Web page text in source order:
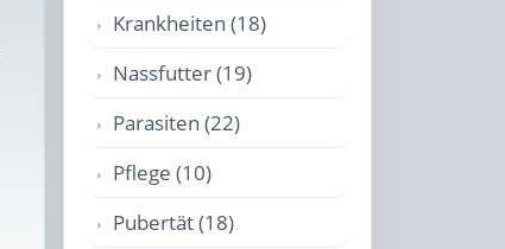
Krankheiten (18)
Nassfutter (19)
Parasiten (22)
Pflege (10)
Pubertät (18)